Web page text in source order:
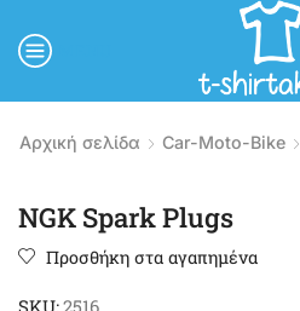
Αρχική σελίδα Car-Moto-Bike
NGK Spark Plugs
Προσθήκη στα αγαπημένα
SKU:2516